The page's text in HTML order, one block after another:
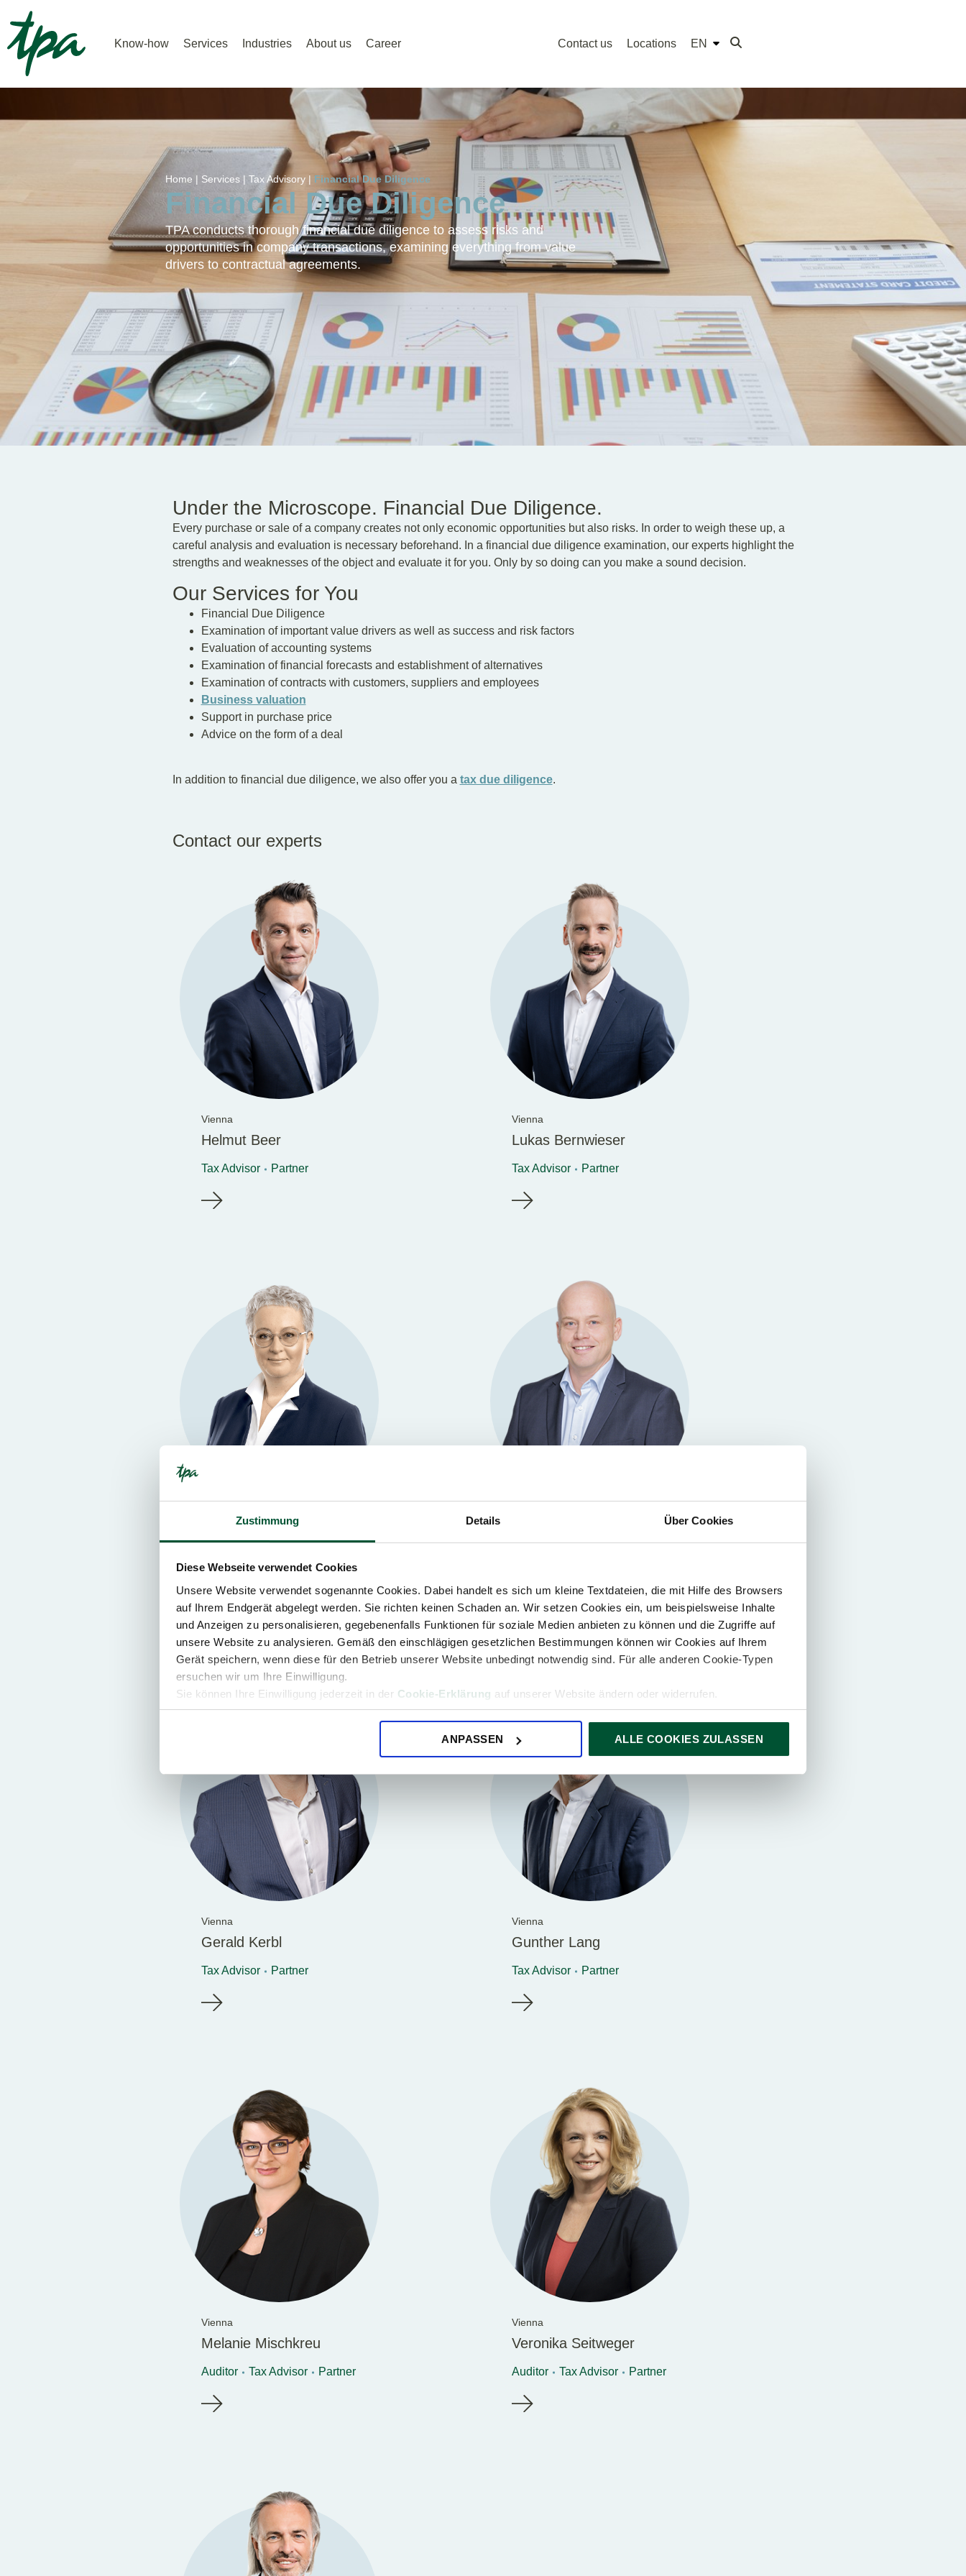
Zustimmung Details Über Cookies
Diese Webseite verwendet Cookies
Unsere Website verwendet sogenannte Cookies. Dabei handelt es sich um kleine Textdateien, die mit Hilfe des Browsers
auf Ihrem Endgerät abgelegt werden. Sie richten keinen Schaden an. Wir setzen Cookies ein, um beispielsweise Inhalte
und Anzeigen zu personalisieren, gegebenenfalls Funktionen für soziale Medien anbieten zu können und die Zugriffe auf
unsere Website zu analysieren. Gemäß den einschlägigen gesetzlichen Bestimmungen können wir Cookies auf Ihrem
Gerät speichern, wenn diese für den Betrieb unserer Website unbedingt notwendig sind. Für alle anderen Cookie-Typen
ersuchen wir um Ihre Einwilligung.
Sie können Ihre Einwilligung jederzeit in der Cookie-Erklärung auf unserer Website ändern oder widerrufen.
ANPASSEN ALLE COOKIES ZULASSEN
Know-how Services Industries About us Career Contact us Locations EN
Home | Services | Tax Advisory | Financial Due Diligence
Financial Due Diligence
TPA conducts thorough financial due diligence to assess risks and
opportunities in company transactions, examining everything from value
drivers to contractual agreements.
Under the Microscope. Financial Due Diligence.
Every purchase or sale of a company creates not only economic opportunities but also risks. In order to weigh these up, a
careful analysis and evaluation is necessary beforehand. In a financial due diligence examination, our experts highlight the
strengths and weaknesses of the object and evaluate it for you. Only by so doing can you make a sound decision.
Our Services for You
Financial Due Diligence
Examination of important value drivers as well as success and risk factors
Evaluation of accounting systems
Examination of financial forecasts and establishment of alternatives
Examination of contracts with customers, suppliers and employees
Business valuation
Support in purchase price
Advice on the form of a deal
In addition to financial due diligence, we also offer you a tax due diligence.
Contact our experts
Vienna
Helmut Beer
Tax Advisor Partner
Vienna
Lukas Bernwieser
Tax Advisor Partner
Karin Fuhrmann
Tax Advisor Shareholder
Sebastian Haupt
Vienna
Gerald Kerbl
Tax Advisor Partner
Vienna
Gunther Lang
Tax Advisor Partner
Vienna
Melanie Mischkreu
Auditor Tax Advisor Partner
Vienna
Veronika Seitweger
Auditor Tax Advisor Partner